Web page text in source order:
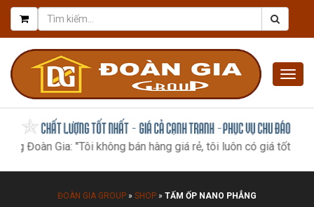
Gia: "Tôi không bán hàng giá rẻ, tôi luôn có giá tốt nhất, như
ĐOÀN GIA GROUP » SHOP » TẤM ỐP NANO PHẲNG